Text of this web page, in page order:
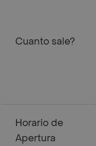
Cuanto sale?
Horario de
Apertura